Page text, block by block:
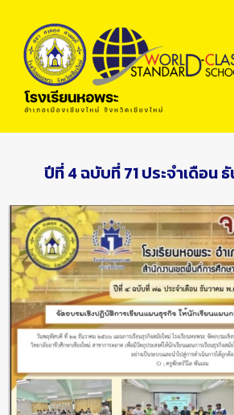
ปีที่ 4 ฉบับที่ 71 ประจำเดือน